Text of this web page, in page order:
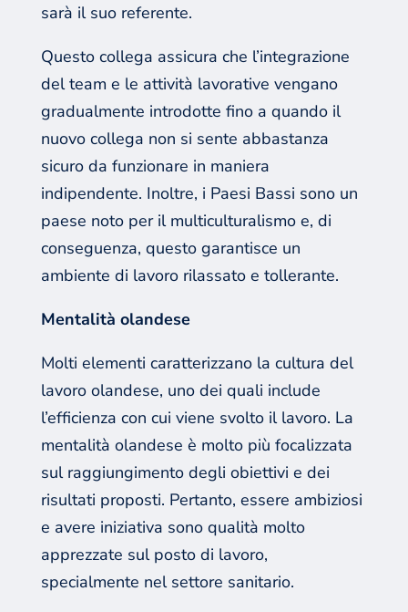
sarà il suo referente.
Questo collega assicura che l’integrazione
del team e le attività lavorative vengano
gradualmente introdotte fino a quando il
nuovo collega non si sente abbastanza
sicuro da funzionare in maniera
indipendente. Inoltre, i Paesi Bassi sono un
paese noto per il multiculturalismo e, di
conseguenza, questo garantisce un
ambiente di lavoro rilassato e tollerante.
Mentalità olandese
Molti elementi caratterizzano la cultura del
lavoro olandese, uno dei quali include
l’efficienza con cui viene svolto il lavoro. La
mentalità olandese è molto più focalizzata
sul raggiungimento degli obiettivi e dei
risultati proposti. Pertanto, essere ambiziosi
e avere iniziativa sono qualità molto
apprezzate sul posto di lavoro,
specialmente nel settore sanitario.